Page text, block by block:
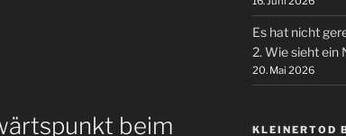
beim
Es hat nicht
2. Wie sieht ein
20. Mai 2026
KLEINERTOD